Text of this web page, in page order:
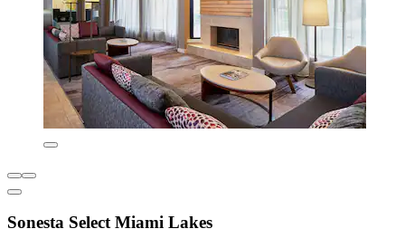
Sonesta Select Miami Lakes